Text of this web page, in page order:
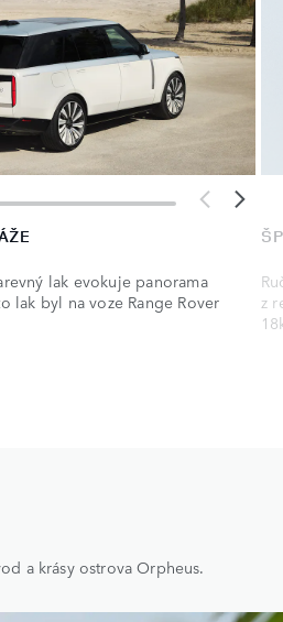
lak evokuje panorama
lak byl na voze Range Rover
z
a krásy ostrova Orpheus.